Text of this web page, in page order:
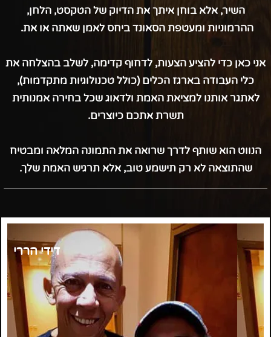
השיר, אלא בוחן איתך את הדיוק של הטקסט, הלחן,
ההרמוניות ומעטפת הסאונד ביחס לאמן שאתה או את.
אני כאן כדי להציע הצעות, לדחוף קדימה, לשלב בהצלחה את
כלי העבודה בארגז הכלים (כולל טכנולוגיות מתקדמות),
לאתגר אותנו למציאת האמת ולדאוג שכל בחירה אמנותית
תשרת אתכם כיוצרים.
הנווט הוא שותף לדרך שרואה את התמונה המלאה ומבטיח
שהתוצאה לא רק תישמע טוב, אלא תרגיש האמת שלך.
דידי הררי